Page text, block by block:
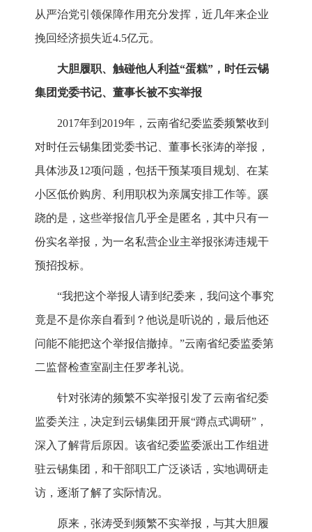
从严治党引领保障作用充分发挥，近几年来企业
挽回经济损失近4.5亿元。
大胆履职、触碰他人利益“蛋糕”，时任云锡
集团党委书记、董事长被不实举报
2017年到2019年，云南省纪委监委频繁收到
对时任云锡集团党委书记、董事长张涛的举报，
具体涉及12项问题，包括干预某项目规划、在某
小区低价购房、利用职权为亲属安排工作等。蹊
跷的是，这些举报信几乎全是匿名，其中只有一
份实名举报，为一名私营企业主举报张涛违规干
预招投标。
“我把这个举报人请到纪委来，我问这个事究
竟是不是你亲自看到？他说是听说的，最后他还
问能不能把这个举报信撤掉。”云南省纪委监委第
二监督检查室副主任罗孝礼说。
针对张涛的频繁不实举报引发了云南省纪委
监委关注，决定到云锡集团开展“蹲点式调研”，
深入了解背后原因。该省纪委监委派出工作组进
驻云锡集团，和干部职工广泛谈话，实地调研走
访，逐渐了解了实际情况。
原来，张涛受到频繁不实举报，与其大胆履